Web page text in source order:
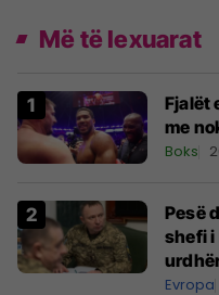
Më të lexuarat
Fjalët
me
Boks
Pesë
shefi i
Evropa